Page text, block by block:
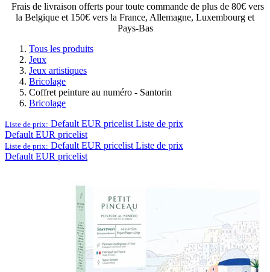
Frais de livraison offerts pour toute commande de plus de 80€ vers
la Belgique et 150€ vers la France, Allemagne, Luxembourg et
Pays-Bas
Tous les produits
Jeux
Jeux artistiques
Bricolage
Coffret peinture au numéro - Santorin
Bricolage
Liste de prix: Default EUR pricelist Liste de prix
Default EUR pricelist
Liste de prix: Default EUR pricelist Liste de prix
Default EUR pricelist